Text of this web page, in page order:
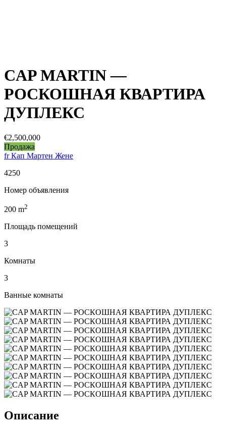
CAP MARTIN —
РОСКОШНАЯ КВАРТИРА
ДУПЛЕКС
€2,500,000
Продажа
fr Кап Мартен Жене
4250
Номер объявления
200 m2
Площадь помещений
3
Комнаты
3
Ванные комнаты
Описание